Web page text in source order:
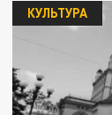
КУЛЬТУРА